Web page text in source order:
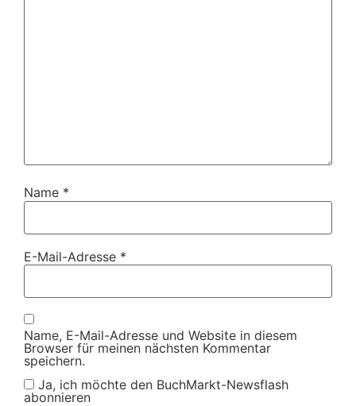
Name *
E-Mail-Adresse *
Name, E-Mail-Adresse und Website in diesem
Browser für meinen nächsten Kommentar
speichern.
Ja, ich möchte den BuchMarkt-Newsflash
abonnieren